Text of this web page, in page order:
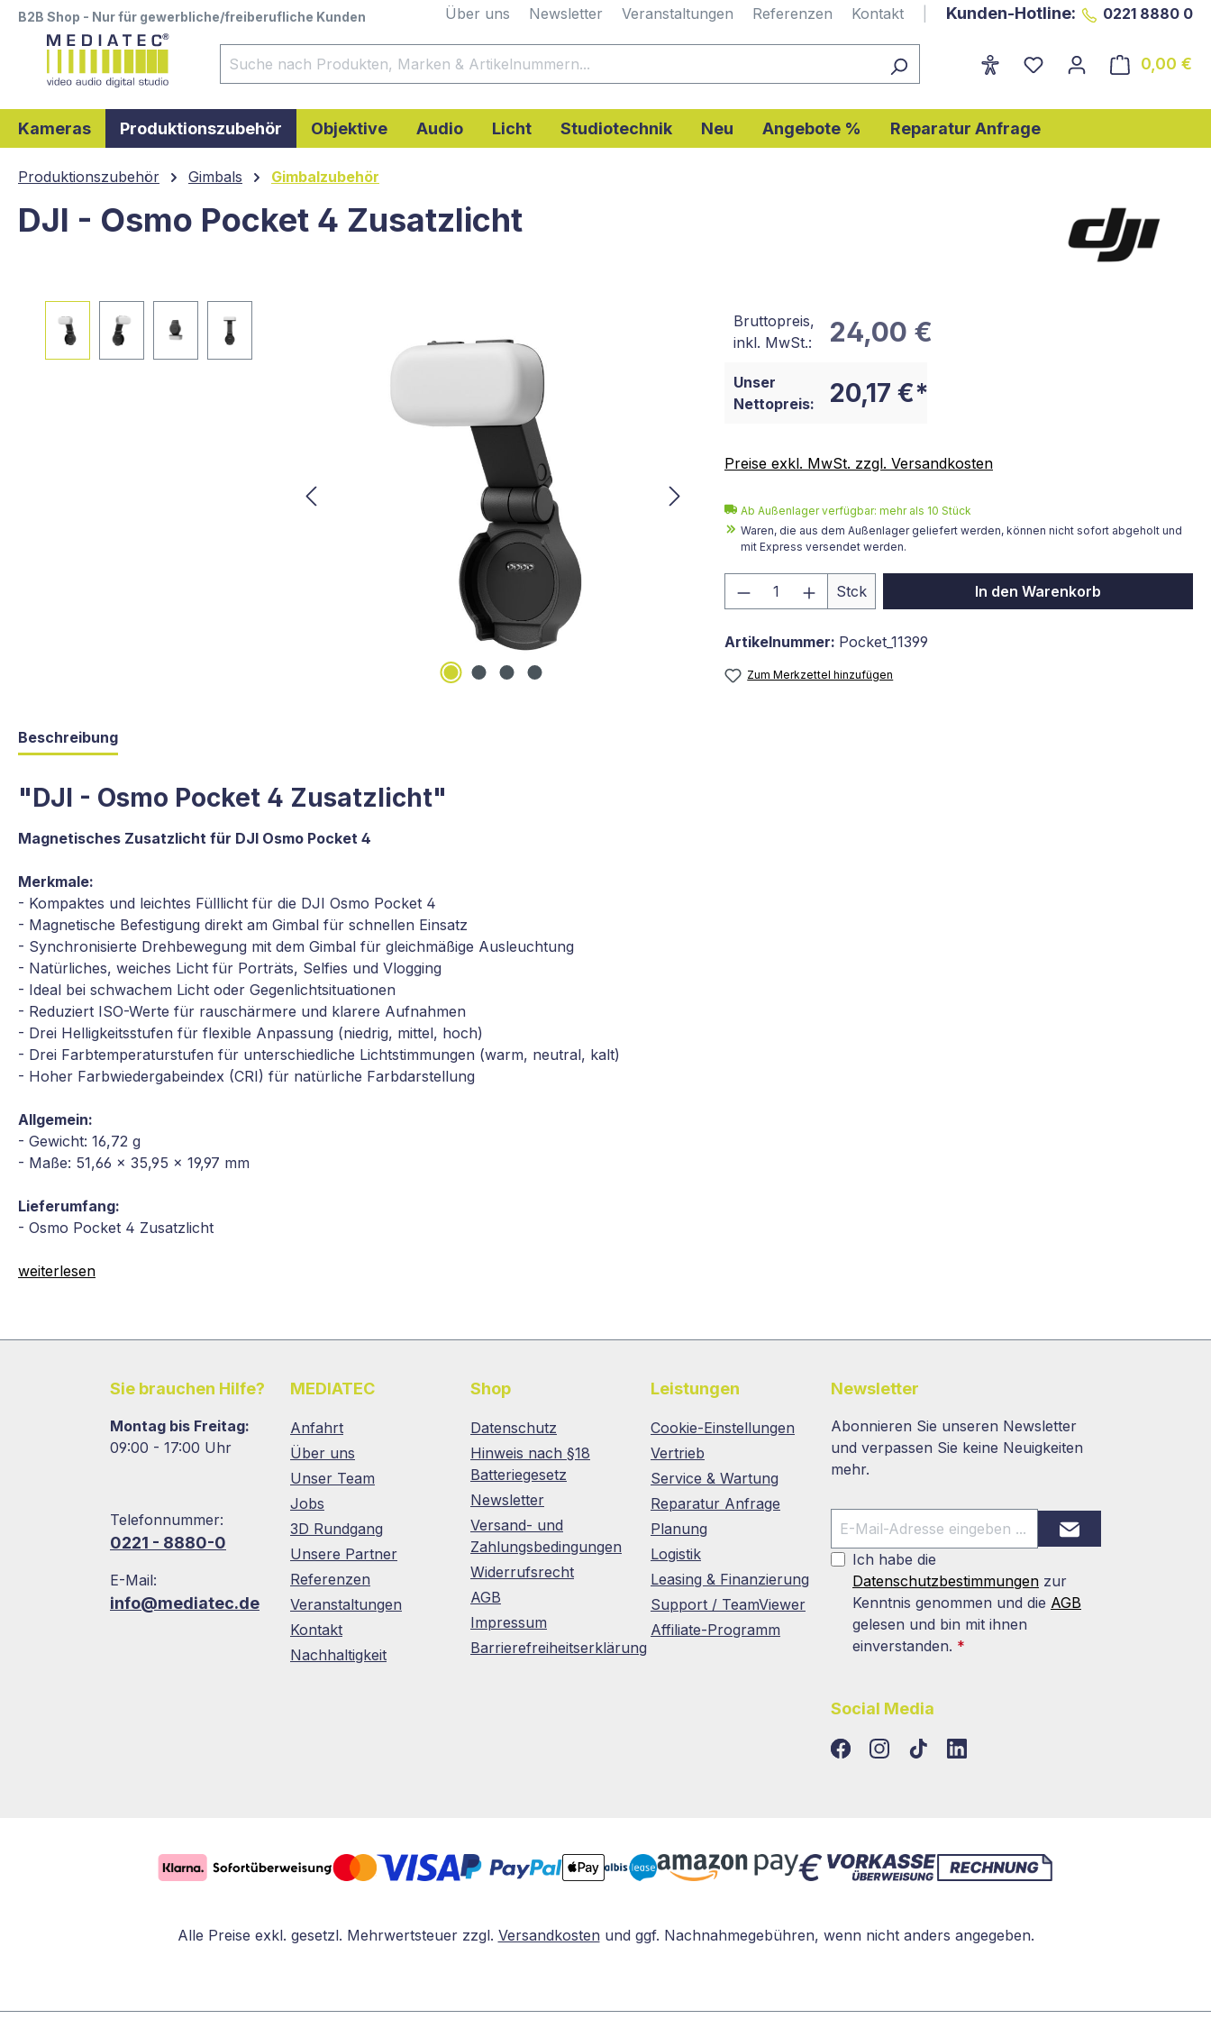
Zur Hauptnavigation springen
B2B Shop - Nur für gewerbliche/freiberufliche Kunden Über uns Newsletter Veranstaltungen Referenzen Kontakt Kunden-Hotline: 0221 8880 0
0,00 €
Kameras Produktionszubehör Objektive Audio Licht Studiotechnik Neu Angebote % Reparatur Anfrage
Produktionszubehör Gimbals Gimbalzubehör
DJI - Osmo Pocket 4 Zusatzlicht
Bildergalerie überspringen
Bruttopreis,
inkl. MwSt.:
24,00 €
Unser
Nettopreis:
20,17 €*
Preise exkl. MwSt. zzgl. Versandkosten
Ab Außenlager verfügbar: mehr als 10 Stück
Waren, die aus dem Außenlager geliefert werden, können nicht sofort abgeholt und
mit Express versendet werden.
Produkt Anzahl: Gib den gewünschten Wert
Stck In den Warenkorb
Artikelnummer: Pocket_11399
Zum Merkzettel hinzufügen
Beschreibung
"DJI - Osmo Pocket 4 Zusatzlicht"
Magnetisches Zusatzlicht für DJI Osmo Pocket 4
Merkmale:
- Kompaktes und leichtes Fülllicht für die DJI Osmo Pocket 4
- Magnetische Befestigung direkt am Gimbal für schnellen Einsatz
- Synchronisierte Drehbewegung mit dem Gimbal für gleichmäßige Ausleuchtung
- Natürliches, weiches Licht für Porträts, Selfies und Vlogging
- Ideal bei schwachem Licht oder Gegenlichtsituationen
- Reduziert ISO-Werte für rauschärmere und klarere Aufnahmen
- Drei Helligkeitsstufen für flexible Anpassung (niedrig, mittel, hoch)
- Drei Farbtemperaturstufen für unterschiedliche Lichtstimmungen (warm, neutral, kalt)
- Hoher Farbwiedergabeindex (CRI) für natürliche Farbdarstellung
Allgemein:
- Gewicht: 16,72 g
- Maße: 51,66 x 35,95 x 19,97 mm
Lieferumfang:
- Osmo Pocket 4 Zusatzlicht
weiterlesen
Sie brauchen Hilfe?
Montag bis Freitag:
09:00 - 17:00 Uhr
Telefonnummer:
0221 - 8880-0
E-Mail:
info@mediatec.de
MEDIATEC
Anfahrt
Über uns
Unser Team
Jobs
3D Rundgang
Unsere Partner
Referenzen
Veranstaltungen
Kontakt
Nachhaltigkeit
Shop
Datenschutz
Hinweis nach §18
Batteriegesetz
Newsletter
Versand- und
Zahlungsbedingungen
Widerrufsrecht
AGB
Impressum
Barrierefreiheitserklärung
Leistungen
Cookie-Einstellungen
Vertrieb
Service & Wartung
Reparatur Anfrage
Planung
Logistik
Leasing & Finanzierung
Support / TeamViewer
Affiliate-Programm
Newsletter
Abonnieren Sie unseren Newsletter
und verpassen Sie keine Neuigkeiten
mehr.
Ich habe die
Datenschutzbestimmungen zur
Kenntnis genommen und die AGB
gelesen und bin mit ihnen
einverstanden. *
Social Media
TikTokLinkedIn
Alle Preise exkl. gesetzl. Mehrwertsteuer zzgl. Versandkosten und ggf. Nachnahmegebühren, wenn nicht anders angegeben.